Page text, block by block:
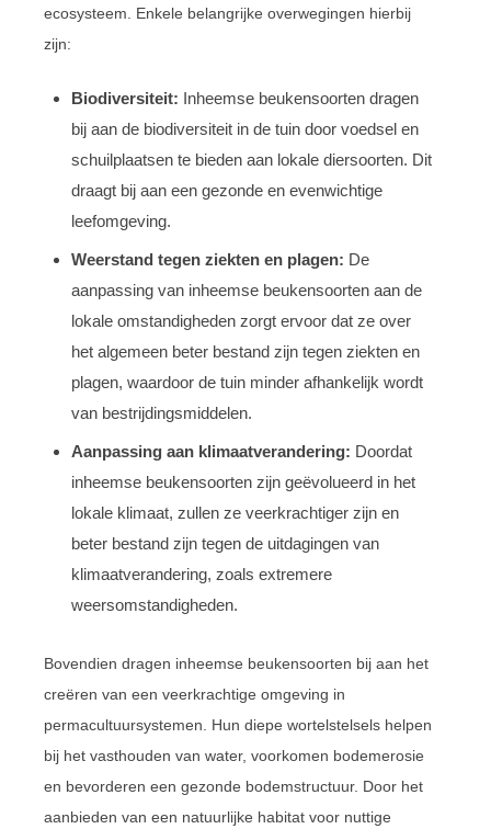
ecosysteem. Enkele belangrijke overwegingen hierbij
zijn:
Biodiversiteit: Inheemse beukensoorten dragen
bij aan de biodiversiteit in de tuin door voedsel en
schuilplaatsen te bieden aan lokale diersoorten. Dit
draagt bij aan een gezonde en evenwichtige
leefomgeving.
Weerstand tegen ziekten en plagen: De
aanpassing van inheemse beukensoorten aan de
lokale omstandigheden zorgt ervoor dat ze over
het algemeen beter bestand zijn tegen ziekten en
plagen, waardoor de tuin minder afhankelijk wordt
van bestrijdingsmiddelen.
Aanpassing aan klimaatverandering: Doordat
inheemse beukensoorten zijn geëvolueerd in het
lokale klimaat, zullen ze veerkrachtiger zijn en
beter bestand zijn tegen de uitdagingen van
klimaatverandering, zoals extremere
weersomstandigheden.
Bovendien dragen inheemse beukensoorten bij aan het
creëren van een veerkrachtige omgeving in
permacultuursystemen. Hun diepe wortelstelsels helpen
bij het vasthouden van water, voorkomen bodemerosie
en bevorderen een gezonde bodemstructuur. Door het
aanbieden van een natuurlijke habitat voor nuttige